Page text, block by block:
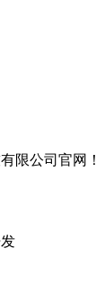
限公司官网！